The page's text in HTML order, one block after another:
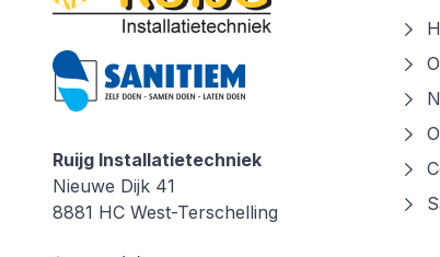
Ruijg Installatietechniek
Ruijg Installatietechniek
Nieuwe Dijk 41
8881 HC West-Terschelling